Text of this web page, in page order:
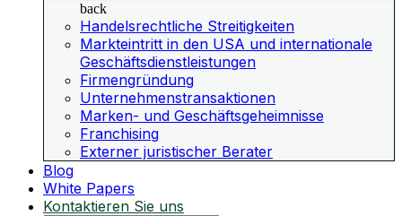
back
Handelsrechtliche Streitigkeiten
Markteintritt in den USA und internationale
Geschäftsdienstleistungen
Firmengründung
Unternehmenstransaktionen
Marken- und Geschäftsgeheimnisse
Franchising
Externer juristischer Berater
Blog
White Papers
Kontaktieren Sie uns